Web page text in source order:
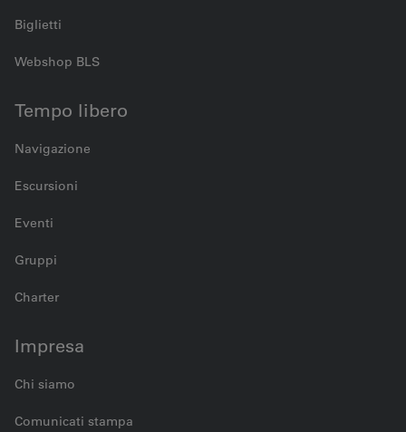
Biglietti
Webshop BLS
Tempo libero
Navigazione
Escursioni
Eventi
Gruppi
Charter
Impresa
Chi siamo
Comunicati stampa